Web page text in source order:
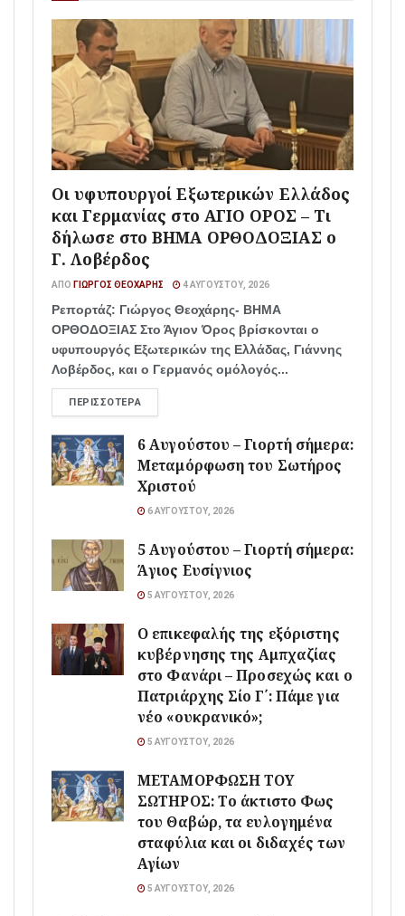
Οι υφυπουργοί Εξωτερικών Ελλάδος
και Γερμανίας στο ΑΓΙΟ ΟΡΟΣ – Τι
δήλωσε στο ΒΗΜΑ ΟΡΘΟΔΟΞΙΑΣ ο
Γ. Λοβέρδος
ΑΠΌ ΓΙΏΡΓΟΣ ΘΕΟΧΆΡΗΣ 4 ΑΥΓΟΎΣΤΟΥ, 2026
Ρεπορτάζ: Γιώργος Θεοχάρης- ΒΗΜΑ
ΟΡΘΟΔΟΞΙΑΣ Στο Άγιον Όρος βρίσκονται ο
υφυπουργός Εξωτερικών της Ελλάδας, Γιάννης
Λοβέρδος, και ο Γερμανός ομόλογός...
ΠΕΡΙΣΣΌΤΕΡΑ
6 Αυγούστου – Γιορτή σήμερα:
Μεταμόρφωση του Σωτήρος
Χριστού
6 ΑΥΓΟΎΣΤΟΥ, 2026
5 Αυγούστου – Γιορτή σήμερα:
Άγιος Ευσίγνιος
5 ΑΥΓΟΎΣΤΟΥ, 2026
Ο επικεφαλής της εξόριστης
κυβέρνησης της Αμπχαζίας
στο Φανάρι – Προσεχώς και ο
Πατριάρχης Σίο Γ΄: Πάμε για
νέο «ουκρανικό»;
5 ΑΥΓΟΎΣΤΟΥ, 2026
ΜΕΤΑΜΟΡΦΩΣΗ ΤΟΥ
ΣΩΤΗΡΟΣ: Το άκτιστο Φως
του Θαβώρ, τα ευλογημένα
σταφύλια και οι διδαχές των
Αγίων
5 ΑΥΓΟΎΣΤΟΥ, 2026